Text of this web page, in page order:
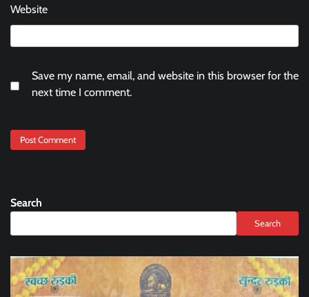
Website
Save my name, email, and website in this browser for the
next time I comment.
Search
Search